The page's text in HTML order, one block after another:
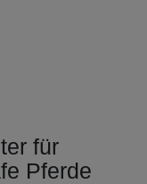
für
Pferde